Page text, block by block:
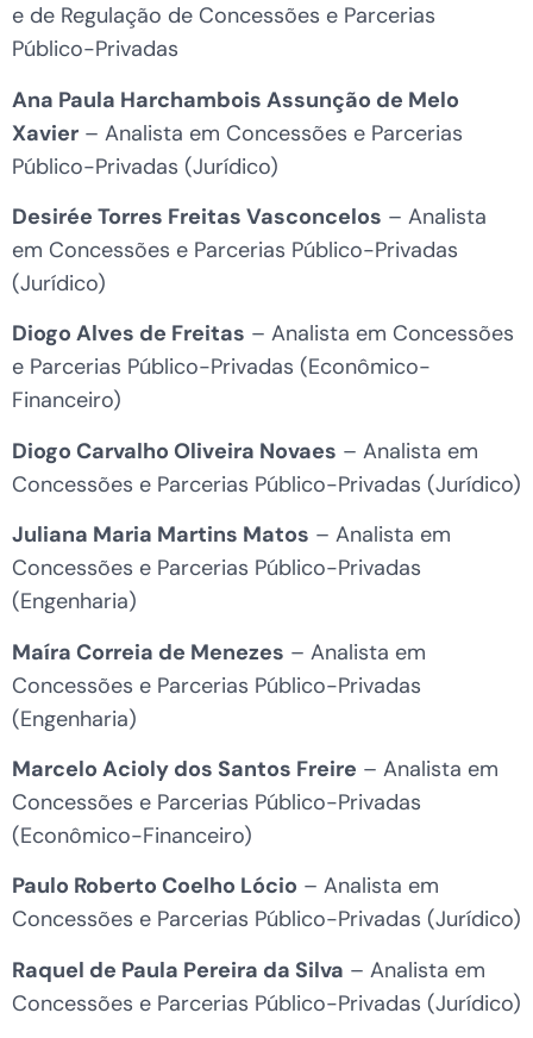
e de Regulação de Concessões e Parcerias
Público-Privadas
Ana Paula Harchambois Assunção de Melo
Xavier – Analista em Concessões e Parcerias
Público-Privadas (Jurídico)
Desirée Torres Freitas Vasconcelos – Analista
em Concessões e Parcerias Público-Privadas
(Jurídico)
Diogo Alves de Freitas – Analista em Concessões
e Parcerias Público-Privadas (Econômico-
Financeiro)
Diogo Carvalho Oliveira Novaes – Analista em
Concessões e Parcerias Público-Privadas (Jurídico)
Juliana Maria Martins Matos – Analista em
Concessões e Parcerias Público-Privadas
(Engenharia)
Maíra Correia de Menezes – Analista em
Concessões e Parcerias Público-Privadas
(Engenharia)
Marcelo Acioly dos Santos Freire – Analista em
Concessões e Parcerias Público-Privadas
(Econômico-Financeiro)
Paulo Roberto Coelho Lócio – Analista em
Concessões e Parcerias Público-Privadas (Jurídico)
Raquel de Paula Pereira da Silva – Analista em
Concessões e Parcerias Público-Privadas (Jurídico)